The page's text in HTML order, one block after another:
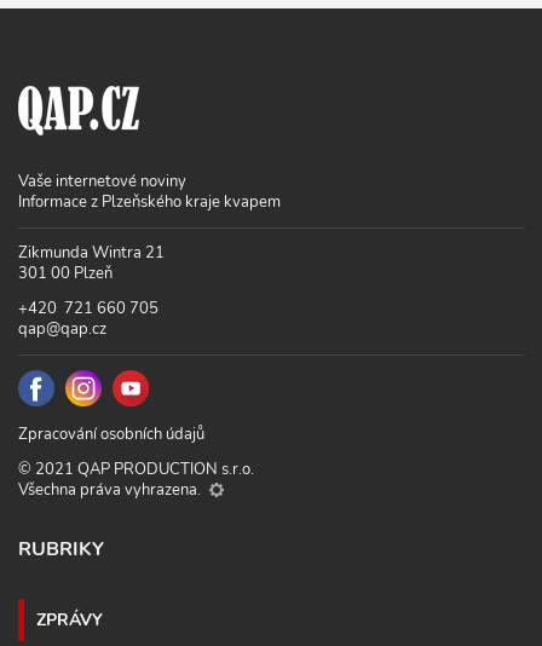
Vaše internetové noviny
Informace z Plzeňského kraje kvapem
Zikmunda Wintra 21
301 00 Plzeň
+420 721 660 705
qap@qap.cz
Zpracování osobních údajů
© 2021 QAP PRODUCTION s.r.o.
Všechna práva vyhrazena.
RUBRIKY
ZPRÁVY